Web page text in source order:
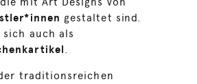
gestaltet sind.
sich auch als
.
traditionsreichen